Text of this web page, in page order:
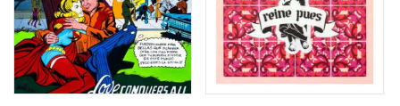
$6.000.000 $600.000